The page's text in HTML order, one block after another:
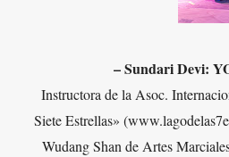
– Sundari Devi:
Instructora de la Asoc.
Siete Estrellas»
Wudang Shan de Artes